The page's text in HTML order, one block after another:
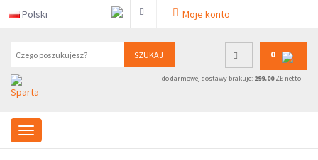
Polski Moje konto
SZUKAJ 0
do darmowej dostawy brakuje: 299.00ZŁ netto